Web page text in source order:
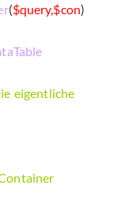
($query,$con)
eigentliche